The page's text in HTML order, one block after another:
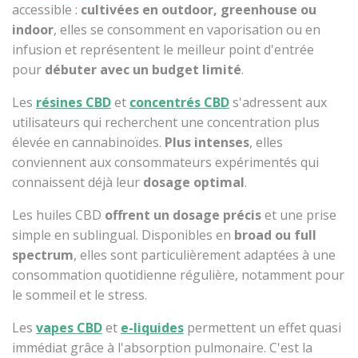
accessible : cultivées en outdoor, greenhouse ou
indoor, elles se consomment en vaporisation ou en
infusion et représentent le meilleur point d'entrée
pour débuter avec un budget limité.
Les résines CBDet concentrés CBDs'adressent aux
utilisateurs qui recherchent une concentration plus
élevée en cannabinoïdes. Plus intenses, elles
conviennent aux consommateurs expérimentés qui
connaissent déjà leur dosage optimal.
Les huiles CBD offrent un dosage préciset une prise
simple en sublingual. Disponibles en broad ou full
spectrum, elles sont particulièrement adaptées à une
consommation quotidienne régulière, notamment pour
le sommeil et le stress.
Les vapes CBDet e-liquides permettent un effet quasi
immédiat grâce à l'absorption pulmonaire. C'est la